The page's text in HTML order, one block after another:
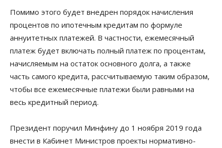
Помимо этого будет внедрен порядок начисления
процентов по ипотечным кредитам по формуле
аннуитетных платежей. В частности, ежемесячный
платеж будет включать полный платеж по процентам,
начисляемым на остаток основного долга, а также
часть самого кредита, рассчитываемую таким образом,
чтобы все ежемесячные платежи были равными на
весь кредитный период.
Президент поручил Минфину до 1 ноября 2019 года
внести в Кабинет Министров проекты нормативно-